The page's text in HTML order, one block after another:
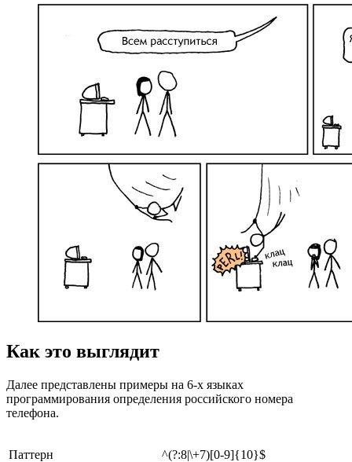
Как это выглядит
Далее представлены примеры на 6-х языках
программирования определения российского номера
телефона.
Паттерн ^(?:8|\+7)[0-9]{10}$